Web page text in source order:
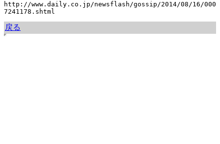
http://www.daily.co.jp/newsflash/gossip/2014/08/16/000
7241178.shtml
戻る